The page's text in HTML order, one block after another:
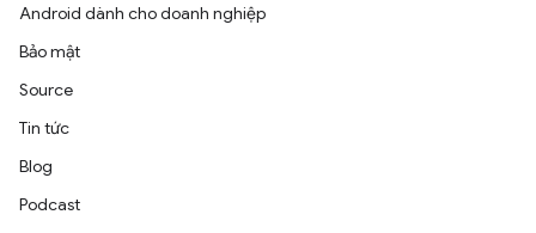
Android dành cho doanh nghiệp
Bảo mật
Source
Tin tức
Blog
Podcast